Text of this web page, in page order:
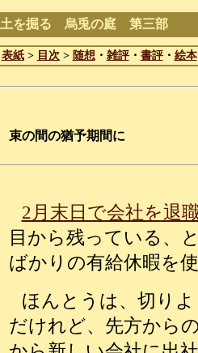
土を掘る 烏兎の庭 第三部
表紙> 目次 > 随想・ 雑評・ 書評・ 絵本
束の間の猶予期間に
2月末日で会社を退
目から残っている、
ばかりの有給休暇を
ほんとうは、切り
だけれど、先方から